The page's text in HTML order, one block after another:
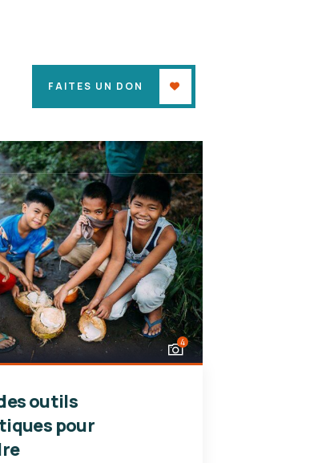
FAITES UN DON
4
outils
pour